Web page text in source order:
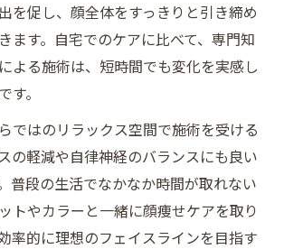
を促し、顔全体をすっきりと引き締め
ます。自宅でのケアに比べて、専門知
よる施術は、短時間でも変化を実感し
。
ではのリラックス空間で施術を受ける
の軽減や自律神経のバランスにも良い
普段の生活でなかなか時間が取れない
トやカラーと一緒に顔痩せケアを取り
率的に理想のフェイスラインを目指す